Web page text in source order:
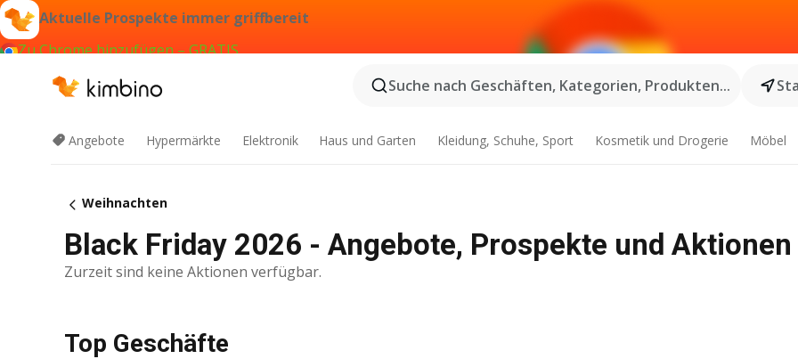
Aktuelle Prospekte immer griffbereit
Zu Chrome hinzufügen – GRATIS
Suche nach Geschäften, Kategorien, Produkten...
Angebote Hypermärkte Elektronik Haus und Garten Kleidung, Schuhe, Sport Kosmetik und Drogerie Möbel
Weihnachten
Black Friday 2026 - Angebote, Prospekte und Aktionen
Zurzeit sind keine Aktionen verfügbar.
Top Geschäfte